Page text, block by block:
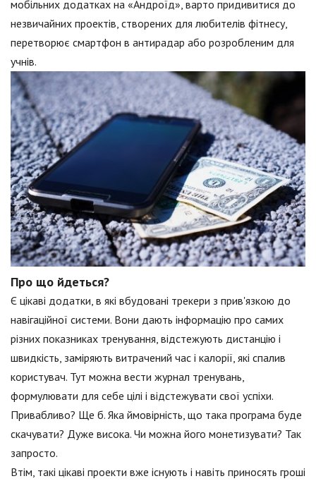
мобільних додатках на «Андроїд», варто придивитися до
незвичайних проектів, створених для любителів фітнесу,
перетворює смартфон в антирадар або розробленим для
учнів.
Про що йдеться?
Є цікаві додатки, в які вбудовані трекери з прив'язкою до
навігаційної системи. Вони дають інформацію про самих
різних показниках тренування, відстежують дистанцію і
швидкість, заміряють витрачений час і калорії, які спалив
користувач. Тут можна вести журнал тренувань,
формулювати для себе цілі і відстежувати свої успіхи.
Привабливо? Ще б. Яка ймовірність, що така програма буде
скачувати? Дуже висока. Чи можна його монетизувати? Так
запросто.
Втім, такі цікаві проекти вже існують і навіть приносять гроші